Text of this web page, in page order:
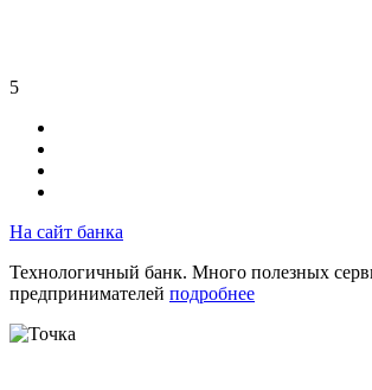
5
На сайт банка
Технологичный банк. Много полезных
предпринимателей подробнее